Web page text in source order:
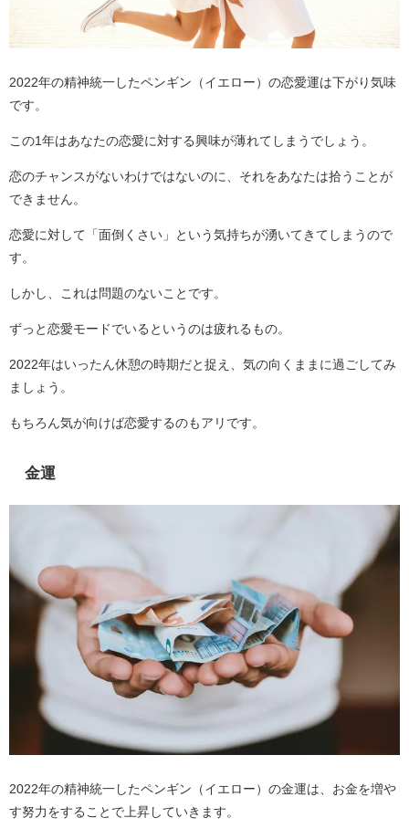
2022年の精神統一したペンギン（イエロー）の恋愛運は下がり気味
です。
この1年はあなたの恋愛に対する興味が薄れてしまうでしょう。
恋のチャンスがないわけではないのに、それをあなたは拾うことが
できません。
恋愛に対して「面倒くさい」という気持ちが湧いてきてしまうので
す。
しかし、これは問題のないことです。
ずっと恋愛モードでいるというのは疲れるもの。
2022年はいったん休憩の時期だと捉え、気の向くままに過ごしてみ
ましょう。
もちろん気が向けば恋愛するのもアリです。
金運
2022年の精神統一したペンギン（イエロー）の金運は、お金を増や
す努力をすることで上昇していきます。